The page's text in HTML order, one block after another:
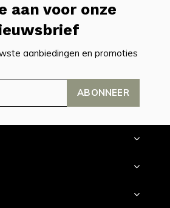
aan voor onze
aanbiedingen en promoties
ABONNEER